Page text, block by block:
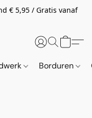
€ 5,95 / Gratis vanaf
Borduren